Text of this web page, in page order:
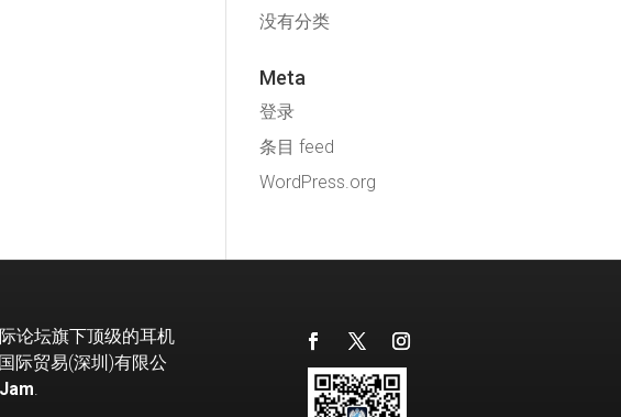
没有分类
Meta
登录
条目 feed
WordPress.org
论坛旗下顶级的耳机
际贸易(深圳)有限公
.